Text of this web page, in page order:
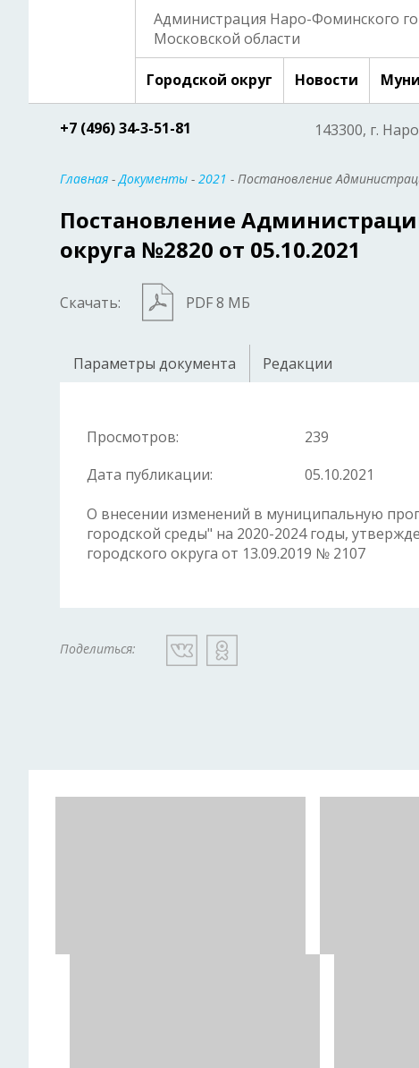
Администрация Наро-Фоминского
Московской области
Городской округ Новости
+7 (496) 34-3-51-81 143300, г.
Главная -Документы - 2021 - Постановление
Постановление
округа №2820 от 05.10.2021
Скачать: PDF 8 МБ
Параметры документа Редакции
Просмотров:
239
Дата публикации:
05.10.2021
О внесении изменений в муниципальную
городской среды" на 2020-2024 годы,
городского округа от 13.09.2019 № 2107
Поделиться: